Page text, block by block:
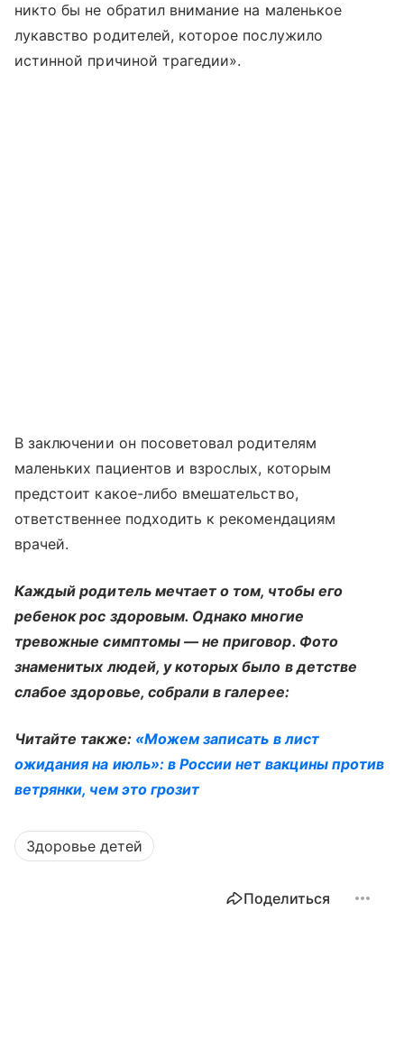
никто бы не обратил внимание на маленькое
лукавство родителей, которое послужило
истинной причиной трагедии».
В заключении он посоветовал родителям
маленьких пациентов и взрослых, которым
предстоит какое-либо вмешательство,
ответственнее подходить к рекомендациям
врачей.
Каждый родитель мечтает о том, чтобы его
ребенок рос здоровым. Однако многие
тревожные симптомы — не приговор. Фото
знаменитых людей, у которых было в детстве
слабое здоровье, собрали в галерее:
Читайте также: «Можем записать в лист
ожидания на июль»: в России нет вакцины против
ветрянки, чем это грозит
Здоровье детей
Поделиться